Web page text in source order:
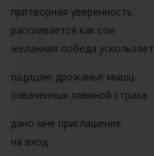
притворная уверенность
рассеивается как сон
желанная победа ускользает
ощущаю дрожанье мышц
охваченных лавиной страха
дано мне приглашение
на вход